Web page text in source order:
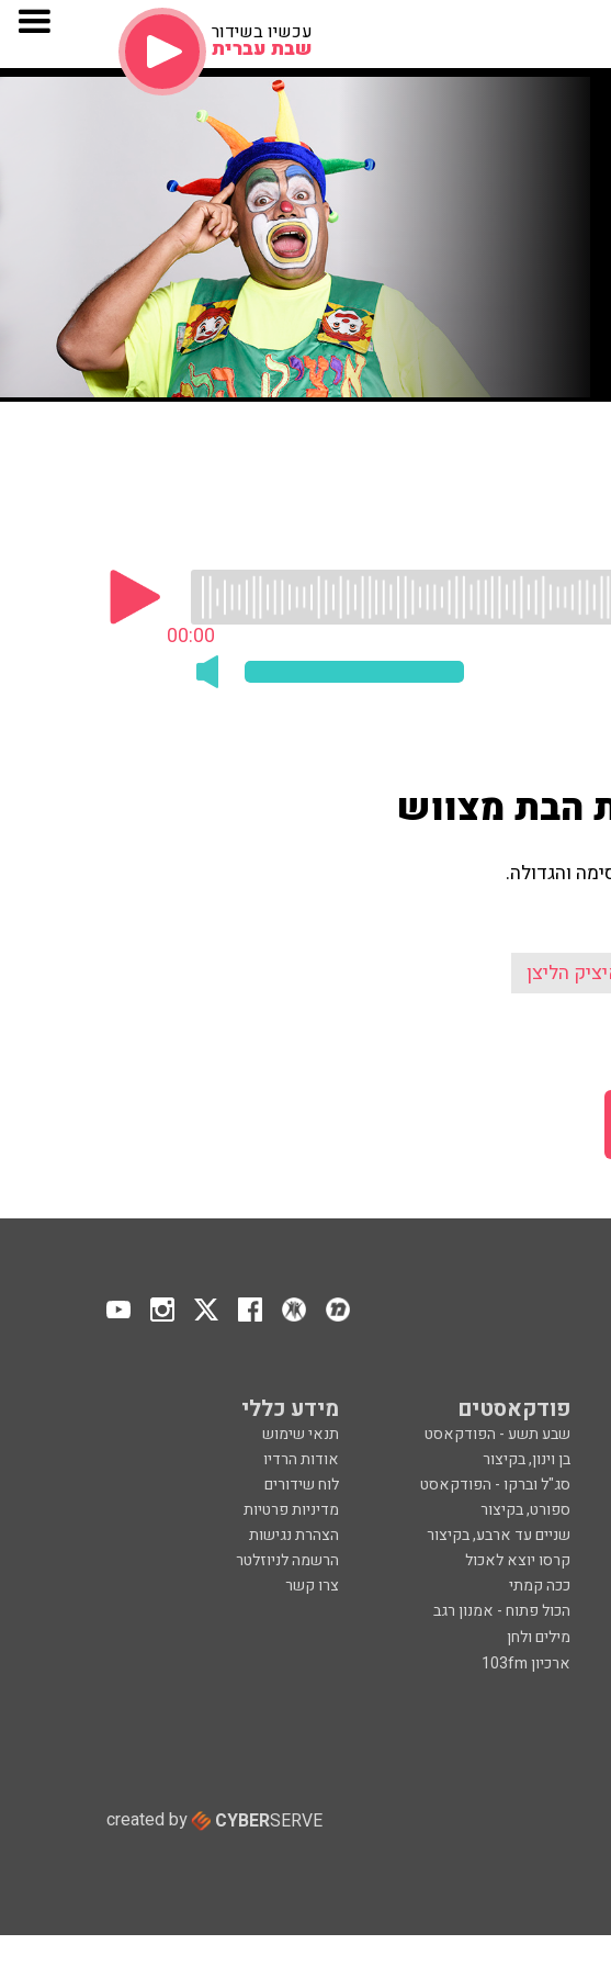
עכשיו בשידור
שבת עברית
00:00
הבת מצווש
והגדולה.
הליצן
פודקאסטים מידע כללי
שבע תשע - הפודקאסט
תנאי שימוש
בן וינון, בקיצור
אודות הרדיו
סג"ל וברקו - הפודקאסט
לוח שידורים
ספורט, בקיצור
מדיניות פרטיות
שניים עד ארבע, בקיצור
הצהרת נגישות
קרסו יוצא לאכול
הרשמה לניוזלטר
ככה קמתי
צרו קשר
הכול פתוח - אמנון רגב
מילים ולחן
ארכיון 103fm
created by CYBERSERVE